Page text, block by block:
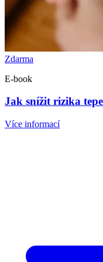
Zdarma
E-book
Jak snížit rizika
Více informací